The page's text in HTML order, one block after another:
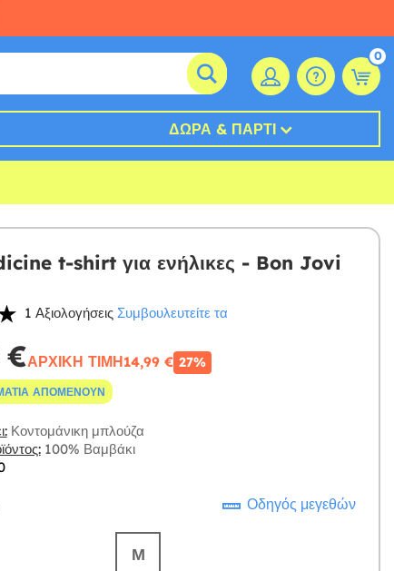
0
ΔΏΡΑ & ΠΆΡΤΙ
t-shirt για ενήλικες - Bon Jovi
1 Αξιολογήσεις Συμβουλευτείτε τα
€ΑΡΧΙΚΉ ΤΙΜΉ14,99 € 27%
ΑΠΟΜΈΝΟΥΝ
Κοντομάνικη μπλούζα
100% Βαμβάκι
Οδηγός μεγεθών
Μ